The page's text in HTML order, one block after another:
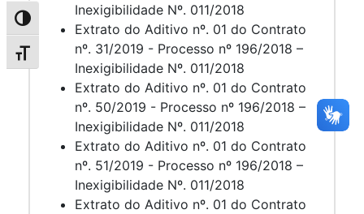
Alternar alto contraste
Alternar tamanho da fonte
Inexigibilidade Nº. 011/2018
Extrato do Aditivo nº. 01 do Contrato
nº. 31/2019 - Processo nº 196/2018 –
Inexigibilidade Nº. 011/2018
Extrato do Aditivo nº. 01 do Contrato
nº. 50/2019 - Processo nº 196/2018 –
Inexigibilidade Nº. 011/2018
Extrato do Aditivo nº. 01 do Contrato
nº. 51/2019 - Processo nº 196/2018 –
Inexigibilidade Nº. 011/2018
Extrato do Aditivo nº. 01 do Contrato